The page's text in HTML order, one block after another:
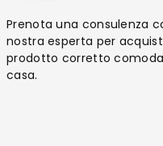
Prenota una consulenza
nostra esperta per
prodotto corretto
casa.